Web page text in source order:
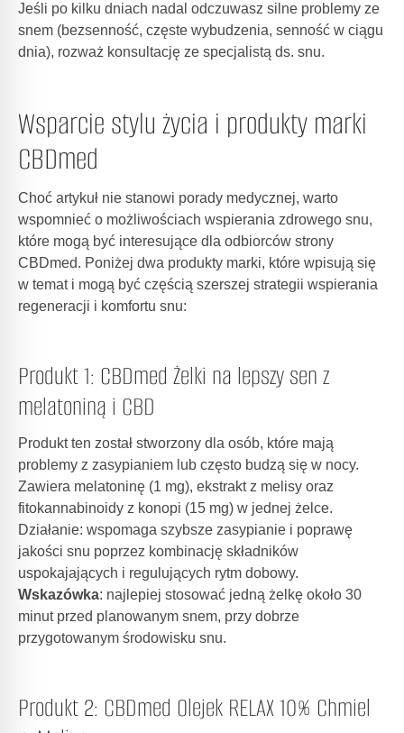
Jeśli po kilku dniach nadal odczuwasz silne problemy ze
snem (bezsenność, częste wybudzenia, senność w ciągu
dnia), rozważ konsultację ze specjalistą ds. snu.
Wsparcie stylu życia i produkty marki
CBDmed
Choć artykuł nie stanowi porady medycznej, warto
wspomnieć o możliwościach wspierania zdrowego snu,
które mogą być interesujące dla odbiorców strony
CBDmed. Poniżej dwa produkty marki, które wpisują się
w temat i mogą być częścią szerszej strategii wspierania
regeneracji i komfortu snu:
Produkt 1: CBDmed Żelki na lepszy sen z
melatoniną i CBD
Produkt ten został stworzony dla osób, które mają
problemy z zasypianiem lub często budzą się w nocy.
Zawiera melatoninę (1 mg), ekstrakt z melisy oraz
fitokannabinoidy z konopi (15 mg) w jednej żelce.
Działanie: wspomaga szybsze zasypianie i poprawę
jakości snu poprzez kombinację składników
uspokajających i regulujących rytm dobowy.
Wskazówka: najlepiej stosować jedną żelkę około 30
minut przed planowanym snem, przy dobrze
przygotowanym środowisku snu.
Produkt 2: CBDmed Olejek RELAX 10% Chmiel